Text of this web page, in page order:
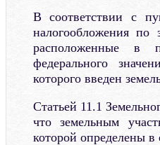
В соответствии с
налогообложения по
расположенные в
федерального
которого введен
Статьей 11.1
что земельным
которой определены в